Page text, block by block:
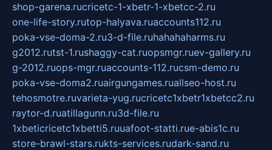
shop-garena.rucricetc-1-xbetr-1-xbetcc-2.ru
one-life-story.rutop-halyava.ruaccounts112.ru
poka-vse-doma-2.ru3-d-file.ruhahahaharms.ru
g2012.rutst-1.rushaggy-cat.ruopsmgr.ruev-gallery.ru
g-2012.ruops-mgr.ruaccounts-112.rucsm-demo.ru
poka-vse-doma2.ruairgungames.ruallseo-host.ru
tehosmotre.ruvarieta-yug.rucricetc1xbetr1xbetcc2.ru
raytor-d.ruatillagunn.ru3d-file.ru
1xbeticricetc1xbetti5.ruuafoot-statti.rue-abis1c.ru
store-brawl-stars.rukts-services.rudark-sand.ru